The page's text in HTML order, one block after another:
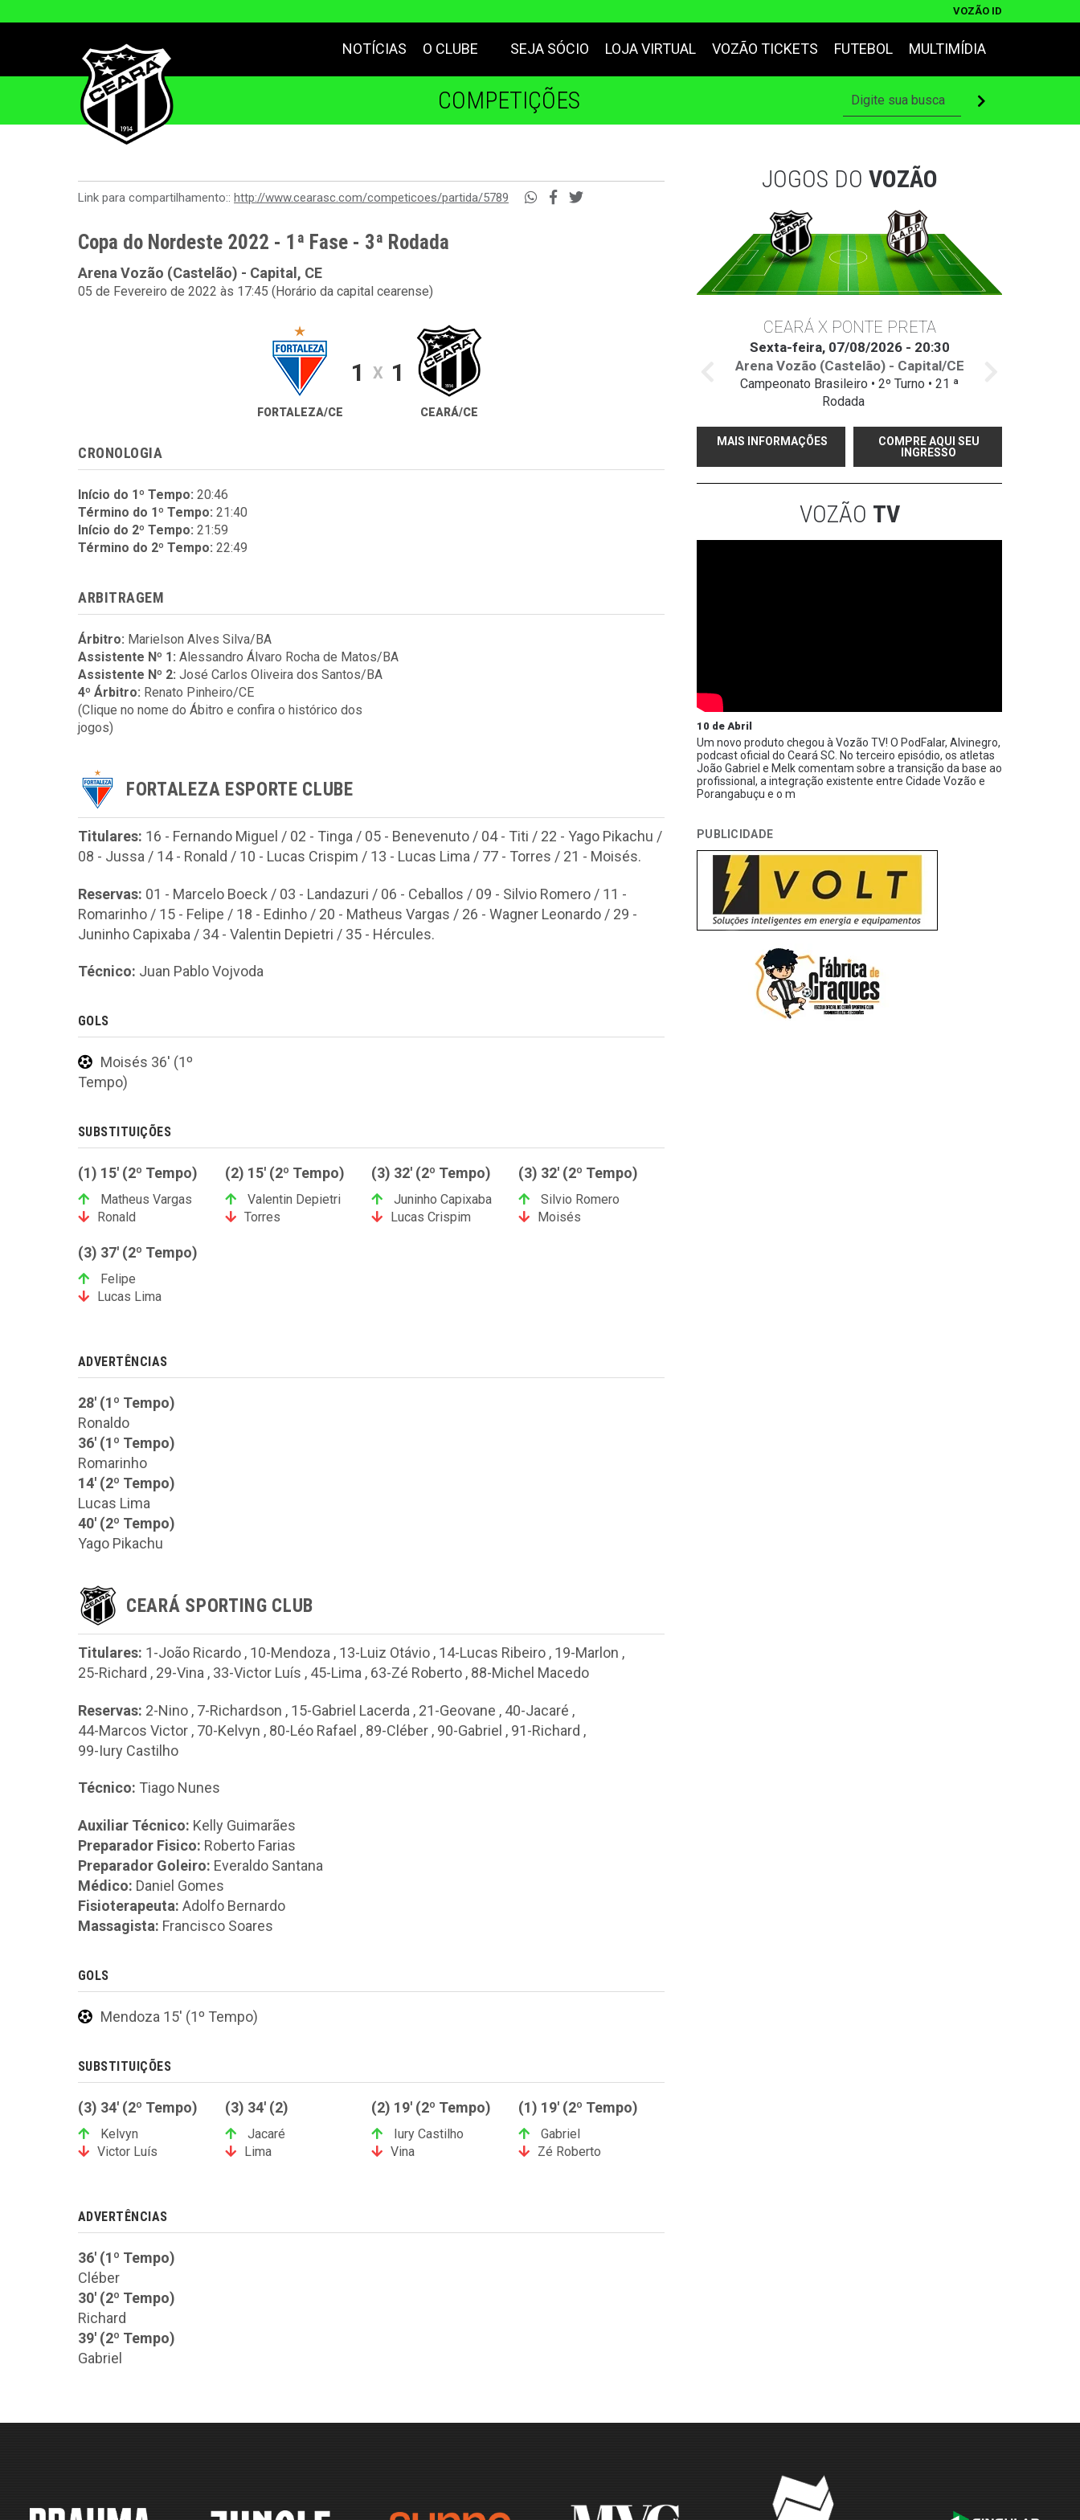
VOZÃO ID
NOTÍCIAS O CLUBE SEJA SÓCIO LOJA VIRTUAL VOZÃO TICKETS FUTEBOL MULTIMÍDIA
COMPETIÇÕES
Link para compartilhamento:: http://www.cearasc.com/competicoes/partida/5789
Copa do Nordeste 2022 - 1ª Fase - 3ª Rodada
Arena Vozão (Castelão) - Capital, CE
05 de Fevereiro de 2022 às 17:45 (Horário da capital cearense)
FORTALEZA/CE
1 X 1
CEARÁ/CE
CRONOLOGIA
Início do 1º Tempo: 20:46
Término do 1º Tempo: 21:40
Início do 2º Tempo: 21:59
Término do 2º Tempo: 22:49
ARBITRAGEM
Árbitro: Marielson Alves Silva/BA
Assistente Nº 1: Alessandro Álvaro Rocha de Matos/BA
Assistente Nº 2: José Carlos Oliveira dos Santos/BA
4º Árbitro: Renato Pinheiro/CE
(Clique no nome do Ábitro e confira o histórico dos
jogos)
FORTALEZA ESPORTE CLUBE
Titulares: 16 - Fernando Miguel / 02 - Tinga / 05 - Benevenuto / 04 - Titi / 22 - Yago Pikachu /
08 - Jussa / 14 - Ronald / 10 - Lucas Crispim / 13 - Lucas Lima / 77 - Torres / 21 - Moisés.
Reservas: 01 - Marcelo Boeck / 03 - Landazuri / 06 - Ceballos / 09 - Silvio Romero / 11 -
Romarinho / 15 - Felipe / 18 - Edinho / 20 - Matheus Vargas / 26 - Wagner Leonardo / 29 -
Juninho Capixaba / 34 - Valentin Depietri / 35 - Hércules.
Técnico: Juan Pablo Vojvoda
GOLS
Moisés 36' (1º
Tempo)
SUBSTITUIÇÕES
(1) 15' (2º Tempo)
Matheus Vargas
Ronald
(2) 15' (2º Tempo)
Valentin Depietri
Torres
(3) 32' (2º Tempo)
Juninho Capixaba
Lucas Crispim
(3) 32' (2º Tempo)
Silvio Romero
Moisés
(3) 37' (2º Tempo)
Felipe
Lucas Lima
ADVERTÊNCIAS
28' (1º Tempo)
Ronaldo
36' (1º Tempo)
Romarinho
14' (2º Tempo)
Lucas Lima
40' (2º Tempo)
Yago Pikachu
CEARÁ SPORTING CLUB
Titulares: 1-João Ricardo , 10-Mendoza , 13-Luiz Otávio , 14-Lucas Ribeiro , 19-Marlon ,
25-Richard , 29-Vina , 33-Victor Luís , 45-Lima , 63-Zé Roberto , 88-Michel Macedo
Reservas: 2-Nino , 7-Richardson , 15-Gabriel Lacerda , 21-Geovane , 40-Jacaré ,
44-Marcos Victor , 70-Kelvyn , 80-Léo Rafael , 89-Cléber , 90-Gabriel , 91-Richard ,
99-Iury Castilho
Técnico: Tiago Nunes
Auxiliar Técnico: Kelly Guimarães
Preparador Fisico: Roberto Farias
Preparador Goleiro: Everaldo Santana
Médico: Daniel Gomes
Fisioterapeuta: Adolfo Bernardo
Massagista: Francisco Soares
GOLS
Mendoza 15' (1º Tempo)
SUBSTITUIÇÕES
(3) 34' (2º Tempo)
Kelvyn
Victor Luís
(3) 34' (2)
Jacaré
Lima
(2) 19' (2º Tempo)
Iury Castilho
Vina
(1) 19' (2º Tempo)
Gabriel
Zé Roberto
ADVERTÊNCIAS
36' (1º Tempo)
Cléber
30' (2º Tempo)
Richard
39' (2º Tempo)
Gabriel
JOGOS DO VOZÃO
CEARÁ X PONTE PRETA
Sexta-feira, 07/08/2026 - 20:30
Arena Vozão (Castelão) - Capital/CE
Campeonato Brasileiro • 2º Turno • 21 ª
Rodada
MAIS INFORMAÇÕES
COMPRE AQUI SEU
INGRESSO
VOZÃO TV
10 de Abril
Um novo produto chegou à Vozão TV! O PodFalar, Alvinegro,
podcast oficial do Ceará SC. No terceiro episódio, os atletas
João Gabriel e Melk comentam sobre a transição da base ao
profissional, a integração existente entre Cidade Vozão e
Porangabuçu e o m
PUBLICIDADE